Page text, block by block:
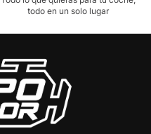
todo en un solo lugar